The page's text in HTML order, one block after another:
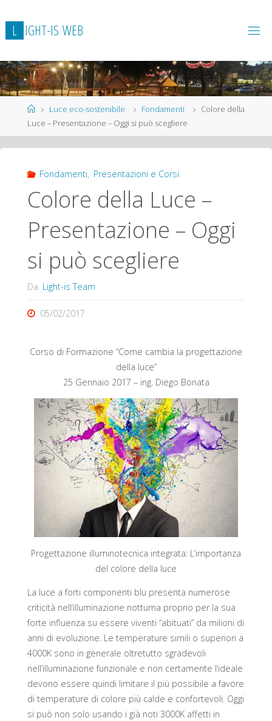
L IGHT-IS WEB
HomeLuce eco-sostenibile Fondamenti
Colore della
Luce – Presentazione – Oggi si può scegliere
Fondamenti, Presentazioni e Corsi
Colore della Luce –
Presentazione – Oggi
si può scegliere
Da Light-is Team
05/02/2017
Corso di Formazione “Come cambia la progettazione
della luce”
25 Gennaio 2017 – ing. Diego Bonata
Progettazione illuminotecnica integrata: L’importanza
del colore della luce
La luce a forti componenti blu presenta numerose
criticità nell’illuminazione notturna proprio per la sua
forte influenza su essere viventi “abituati” da milioni di
anni di evoluzione. Le temperature simili o superiori a
4000K sono in generale oltretutto sgradevoli
nell’illuminazione funzionale e non certamente l’ideale
devono essere quindi limitare il più possibile a favore
di temperature di colore più calde e confortevoli. Oggi
si può non solo usando i già noti 3000K affetti in